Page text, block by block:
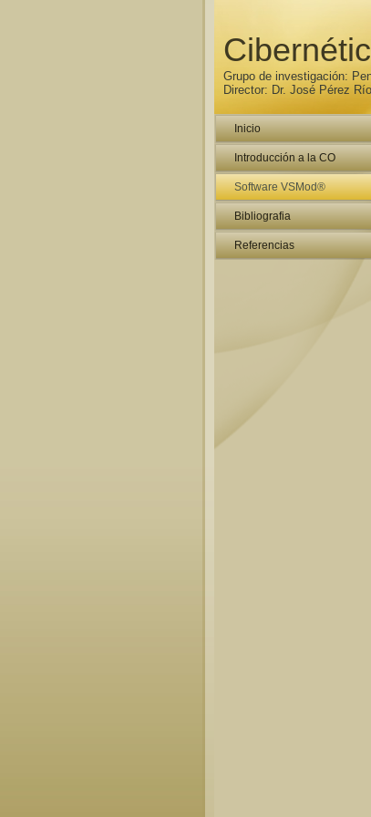
Grupo de investigación:
Director: Dr. José Pérez
Inicio
Introducción a la CO
Software VSMod®
Bibliografia
Referencias